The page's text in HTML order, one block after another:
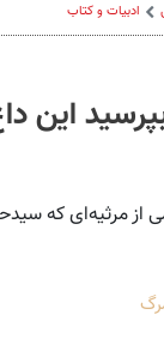
ادبیات و کتاب
این
از مرثیه‌ای که